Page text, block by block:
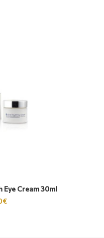
Eye Cream 30ml
€